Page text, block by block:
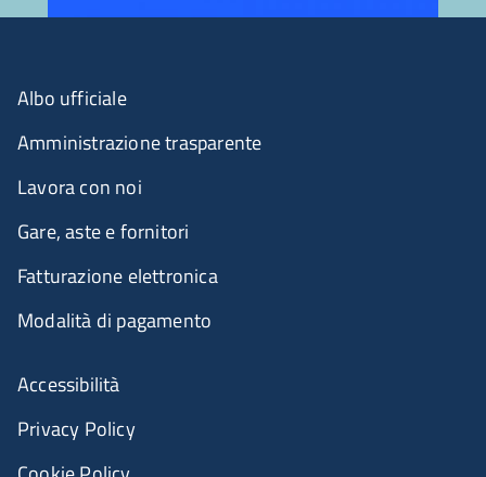
Albo ufficiale
Amministrazione trasparente
Lavora con noi
Gare, aste e fornitori
Fatturazione elettronica
Modalità di pagamento
Accessibilità
Privacy Policy